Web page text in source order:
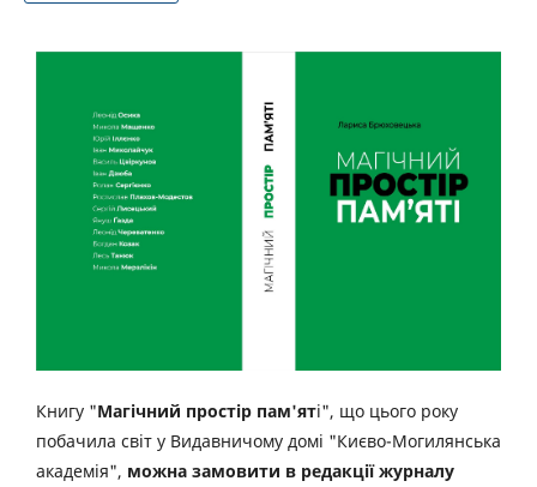
Книгу "Магічний простір пам'яті", що цього року
побачила світ у Видавничому домі "Києво-Могилянська
академія", можна замовити в редакції журналу